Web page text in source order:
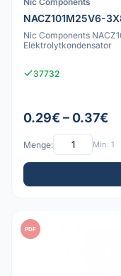
NACZ101M25V6-
Nic Components
Elektrolytkondensator
37732
0.29€ – 0.37€
Menge: Min: 1
PDF